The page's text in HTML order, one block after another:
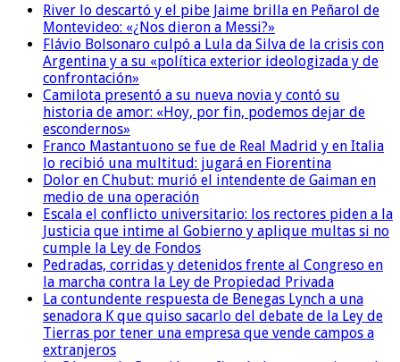
River lo descartó y el pibe Jaime brilla en Peñarol de
Montevideo: «¿Nos dieron a Messi?»
Flávio Bolsonaro culpó a Lula da Silva de la crisis con
Argentina y a su «política exterior ideologizada y de
confrontación»
Camilota presentó a su nueva novia y contó su
historia de amor: «Hoy, por fin, podemos dejar de
escondernos»
Franco Mastantuono se fue de Real Madrid y en Italia
lo recibió una multitud: jugará en Fiorentina
Dolor en Chubut: murió el intendente de Gaiman en
medio de una operación
Escala el conflicto universitario: los rectores piden a la
Justicia que intime al Gobierno y aplique multas si no
cumple la Ley de Fondos
Pedradas, corridas y detenidos frente al Congreso en
la marcha contra la Ley de Propiedad Privada
La contundente respuesta de Benegas Lynch a una
senadora K que quiso sacarlo del debate de la Ley de
Tierras por tener una empresa que vende campos a
extranjeros